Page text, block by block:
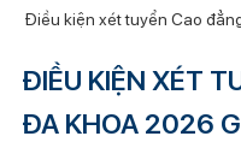
Điều kiện xét tuyển Cao
ĐIỀU KIỆN XÉT
ĐA KHOA 2026